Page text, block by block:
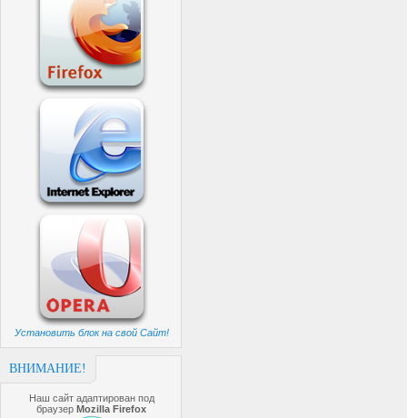
Установить блок на свой Сайт!
ВНИМАНИЕ!
Наш сайт адаптирован под
браузерMozilla Firefox